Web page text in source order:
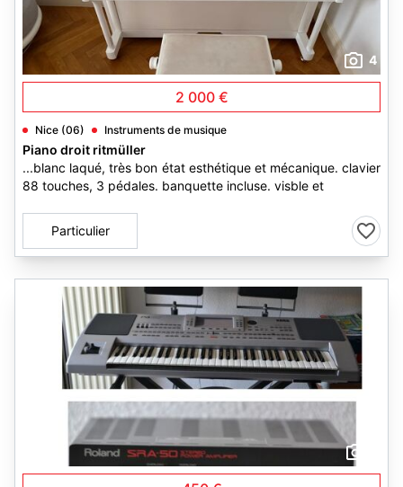
4
2 000 €
Nice (06) Instruments de musique
Piano droit ritmüller
...blanc laqué, très bon état esthétique et mécanique. clavier
88 touches, 3 pédales. banquette incluse. visble et
Particulier